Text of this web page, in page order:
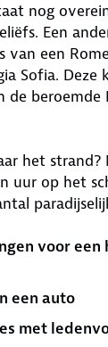
nog
Een
van een
Sofia. Deze
de beroemde
het strand?
uur op het
voor een
een auto
met